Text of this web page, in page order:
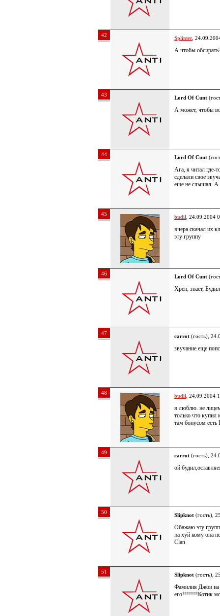
42 Splinter ,
А чтобы
43 Lord Of Cunt
А может, чтобы
44 Lord Of Cunt
Ага, я читал где-
сделали свое
еще не слышал. А
45 budil , 24.09.2004
вчера скачал их
эту группу
46 Lord Of Cunt
Хрен, знает,
47 carrot (гость),
звучание еще
48 budil , 24.09.2004
я люблю. не
только что
там бонусом есть
49 carrot (гость),
ой
50 Slipknot (гость),
Обажаю эту
на хуй кому она
Clan
51 Slipknot (гость),
Фамилия Джои
его!!!!!!!!Котик